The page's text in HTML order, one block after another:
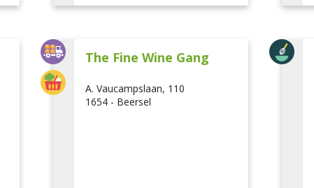
The Fine Wine Gang
A. Vaucampslaan, 110
1654 - Beersel